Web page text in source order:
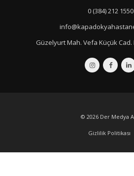
0 (384) 212 1550
Güzelyurt Mah. Vefa Küçük Cad.
© 2026 Der Medya
Gizlilik Politikası